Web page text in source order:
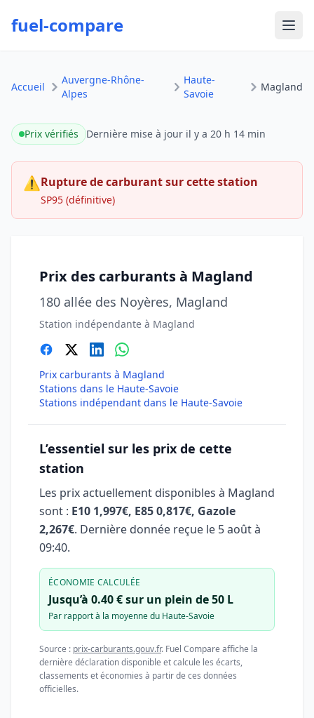
fuel-compare
Accueil
Auvergne-Rhône-
Alpes
Haute-
Savoie
Magland
Prix vérifiés Dernière mise à jour il y a 20 h 14 min
⚠Rupture de carburant sur cette station
SP95 (définitive)
Prix des carburants à Magland
180 allée des Noyères, Magland
Station indépendante à Magland
Prix carburants à Magland
Stations dans le Haute-Savoie
Stations indépendant dans le Haute-Savoie
L’essentiel sur les prix de cette
station
Les prix actuellement disponibles à Magland
sont : E10 1,997€, E85 0,817€, Gazole
2,267€. Dernière donnée reçue le 5 août à
09:40.
ÉCONOMIE CALCULÉE
Jusqu’à 0.40 € sur un plein de 50 L
Par rapport à la moyenne du Haute-Savoie
Source : prix-carburants.gouv.fr. Fuel Compare affiche la
dernière déclaration disponible et calcule les écarts,
classements et économies à partir de ces données
officielles.